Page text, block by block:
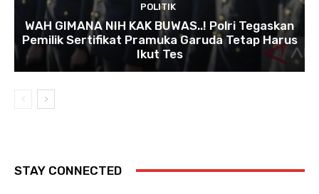
POLITIK
WAH GIMANA NIH KAK BUWAS..! Polri Tegaskan
Pemilik Sertifikat Pramuka Garuda Tetap Harus
Ikut Tes
STAY CONNECTED